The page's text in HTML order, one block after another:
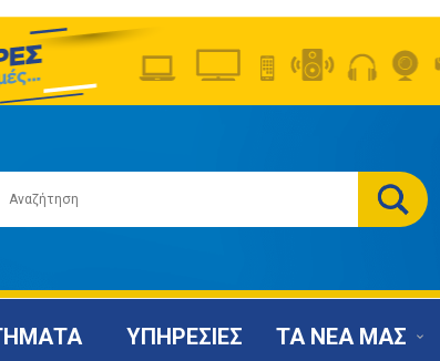
ΥΠΗΡΕΣΙΕΣ ΤΑ ΝΕΑ ΜΑΣ